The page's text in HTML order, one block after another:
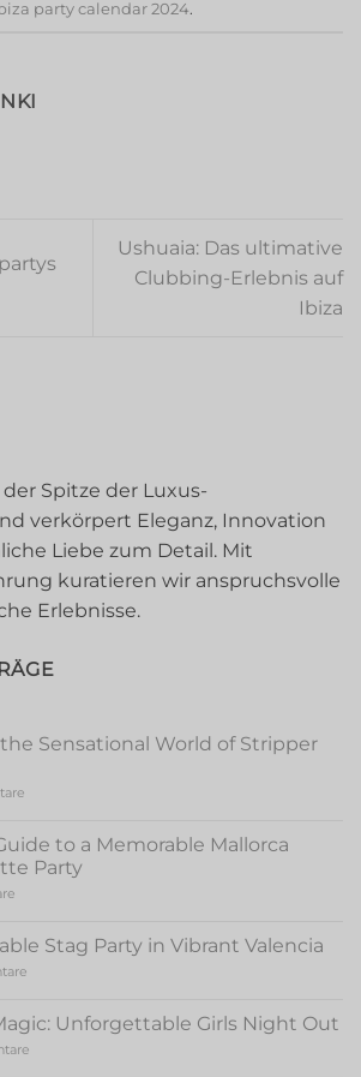
party calendar 2024.
Ushuaia: Das ultimative
Clubbing-Erlebnis auf
Ibiza
Spitze der Luxus-
verkörpert Eleganz, Innovation
Liebe zum Detail. Mit
kuratieren wir anspruchsvolle
Erlebnisse.
Sensational World of Stripper
Sensational
World
of
to a Memorable Mallorca
Party
to
a
Memorable
Party
Stag Party in Vibrant Valencia
Party
in
Vibrant
Unforgettable Girls Night Out